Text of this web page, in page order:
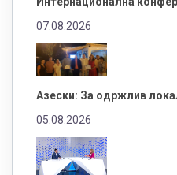
07.08.2026
Азески: За одржлив
05.08.2026